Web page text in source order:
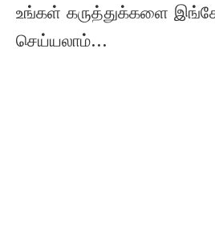
உங்கள் கருத்துக்களை இங்கே
செய்யலாம்...